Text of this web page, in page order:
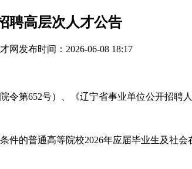
聘高层次人才公告
网 发布时间：2026-06-08 18:17
令第652号）、《辽宁省事业单位公开招
件的普通高等院校2026年应届毕业生及社会